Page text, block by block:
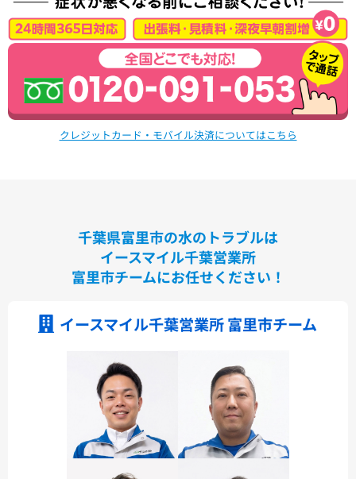
クレジットカード・モバイル決済についてはこちら
千葉県富里市の水のトラブルは
イースマイル千葉営業所
富里市チームにお任せください！
イースマイル千葉営業所 富里市チーム